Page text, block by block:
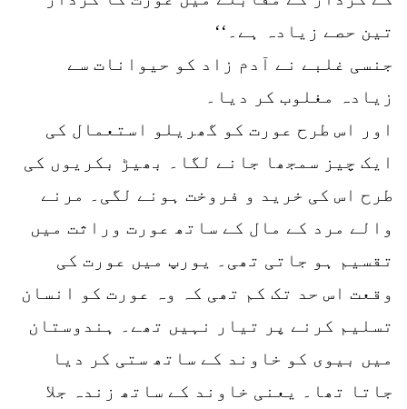
تین حصے زیادہ ہے۔‘‘
جنسی غلبے نے آدم زاد کو حیوانات سے
زیادہ مغلوب کر دیا۔
اور اس طرح عورت کو گھریلو استعمال کی
ایک چیز سمجھا جانے لگا۔ بھیڑ بکریوں کی
طرح اس کی خرید و فروخت ہونے لگی۔ مرنے
والے مرد کے مال کے ساتھ عورت وراثت میں
تقسیم ہو جاتی تھی۔ یورپ میں عورت کی
وقعت اس حد تک کم تھی کہ وہ عورت کو انسان
تسلیم کرنے پر تیار نہیں تھے۔ ہندوستان
میں بیوی کو خاوند کے ساتھ ستی کر دیا
جاتا تھا۔ یعنی خاوند کے ساتھ زندہ جلا